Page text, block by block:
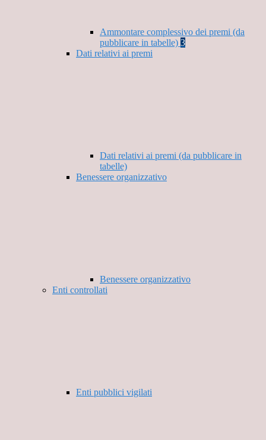
Ammontare complessivo dei premi (da
pubblicare in tabelle) 3
Dati relativi ai premi
Dati relativi ai premi (da pubblicare in
tabelle)
Benessere organizzativo
Benessere organizzativo
Enti controllati
Enti pubblici vigilati